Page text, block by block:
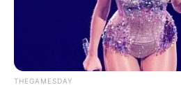
THEGAMESDAY